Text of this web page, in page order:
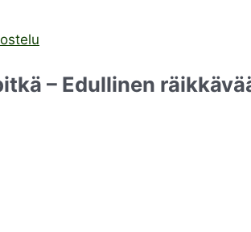
– Edullinen